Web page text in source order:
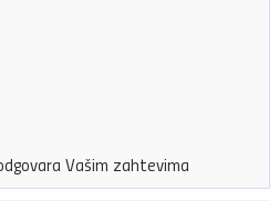
Vašim zahtevima